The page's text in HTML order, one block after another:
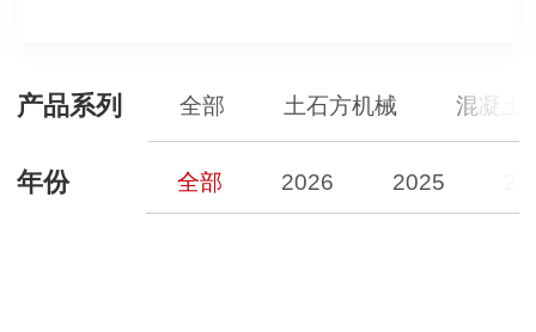
产品系列 全部 土石方机械 混凝土
年份 全部 2026 2025